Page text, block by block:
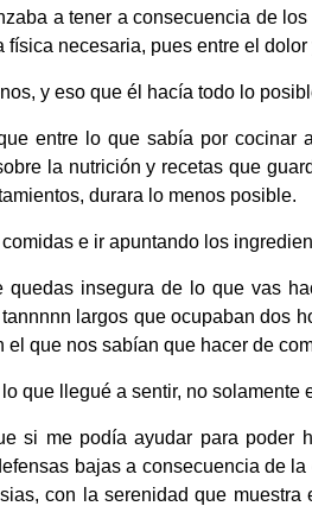
a tener a consecuencia de
física necesaria, pues entre el
y eso que él hacía todo lo
entre lo que sabía por cocinar
la nutrición y recetas que
durara lo menos posible.
e ir apuntando los
quedas insegura de lo que vas
largos que ocupaban dos
el que nos sabían que hacer de
que llegué a sentir, no
si me podía ayudar para poder
bajas a consecuencia de
con la serenidad que